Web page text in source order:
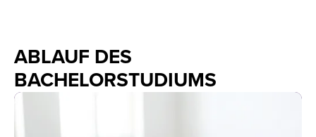
ABLAUF DES
BACHELORSTUDIUMS